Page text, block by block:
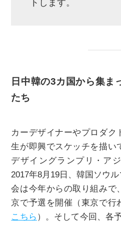
トします。
日中韓の3カ国から集ま
たち
カーデザイナーやプロダク
生が即興でスケッチを描い
デザイングランプリ・ア
2017年8月19日、韓国ソウ
会は今年からの取り組みで
京で予選を開催（東京で行
こちら ）。そして今回、各